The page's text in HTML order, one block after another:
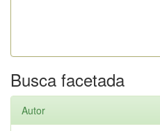
Busca facetada
Autor